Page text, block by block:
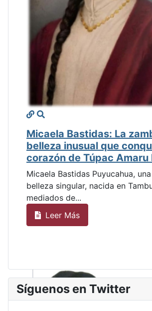
Micaela Bastidas: La
belleza inusual que
corazón de Túpac Amaru
Micaela Bastidas Puyucahua,
belleza singular, nacida en
mediados de...
Leer Más
Síguenos en Twitter